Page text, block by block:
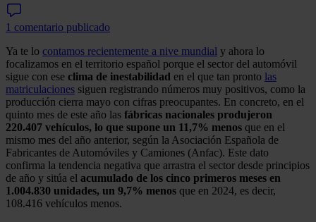
1 comentario publicado
Ya te lo contamos recientemente a nive mundial y ahora lo
focalizamos en el territorio español porque el sector del automóvil
sigue con ese clima de inestabilidad en el que tan pronto las
matriculaciones siguen registrando números muy positivos, como la
producción cierra mayo con cifras preocupantes. En concreto, en el
quinto mes de este año las fábricas nacionales produjeron
220.407 vehículos, lo que supone un 11,7% menos que en el
mismo mes del año anterior, según la Asociación Española de
Fabricantes de Automóviles y Camiones (Anfac). Este dato
confirma la tendencia negativa que arrastra el sector desde principios
de año y sitúa el acumulado de los cinco primeros meses en
1.004.830 unidades, un 9,7% menos que en 2024, es decir,
108.416 vehículos menos.